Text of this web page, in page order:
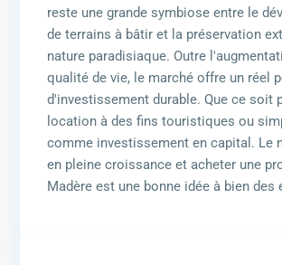
reste une grande symbiose entre le
de terrains à bâtir et la préservation
nature paradisiaque. Outre
qualité de vie, le marché offre un réel
d'investissement durable. Que ce soit
location à des fins touristiques ou
comme investissement en capital. Le
en pleine croissance et acheter une
Madère est une bonne idée à bien des